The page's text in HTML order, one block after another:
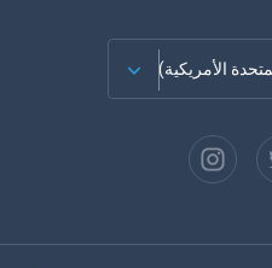
الأمريكية)